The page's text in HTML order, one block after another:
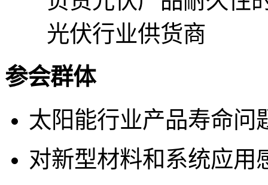
光伏行业供货商
参会群体
太阳能行业产品寿命问
对新型材料和系统应用